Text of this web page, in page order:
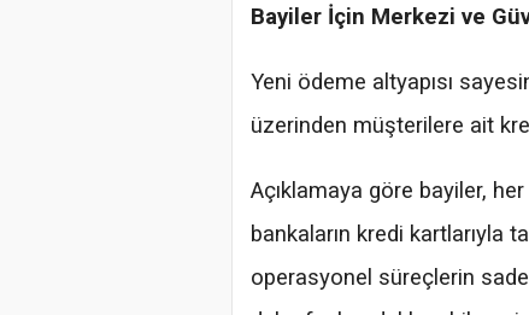
Bayiler İçin Merkezi ve
Yeni ödeme altyapısı
üzerinden müşterilere ait
Açıklamaya göre bayiler,
bankaların kredi kartlarıyla
operasyonel süreçlerin